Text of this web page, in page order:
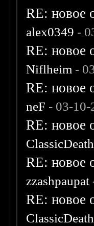
RE: новое
alex0349 -
RE: новое
Niflheim -
RE: новое
neF - 03-
RE: новое
ClassicDeath
RE: новое
zzashpaupat
RE: новое
ClassicDeath